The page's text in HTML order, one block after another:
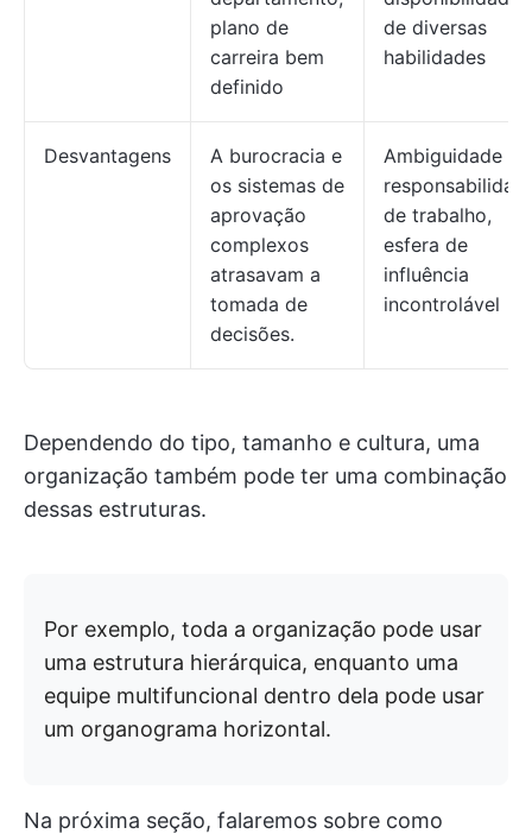
plano de
carreira bem
definido
de diversas
habilidades
Desvantagens
A burocracia e
os sistemas de
aprovação
complexos
atrasavam a
tomada de
decisões.
Ambiguidade
de trabalho,
esfera de
influência
incontrolável
Dependendo do tipo, tamanho e cultura, uma
organização também pode ter uma combinação
dessas estruturas.
Por exemplo, toda a organização pode usar
uma estrutura hierárquica, enquanto uma
equipe multifuncional dentro dela pode usar
um organograma horizontal.
Na próxima seção, falaremos sobre como